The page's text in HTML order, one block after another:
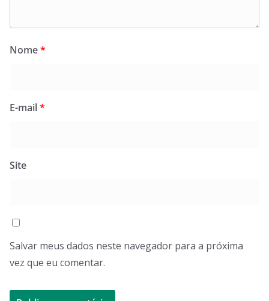
Nome*
E-mail*
Site
Salvar meus dados neste navegador para a próxima
vez que eu comentar.